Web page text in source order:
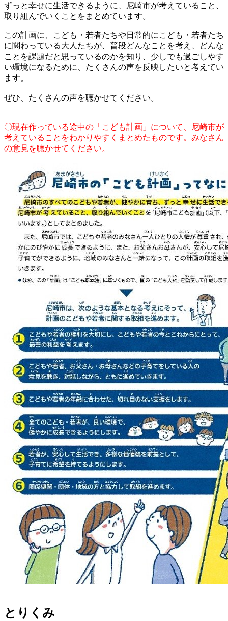
ずっと幸せに生活できるように、尼崎市が考えていること、
取り組んでいくことをまとめています。
この計画に、こども・若者たちや日常的にこども・若者たち
に関わっている大人たちが、普段どんなことを考え、どんな
ことを課題だと思っているのかを知り、少しでも過ごしやす
い環境になるために、たくさんの声を反映したいと考えてい
ます。
ぜひ、たくさんの声を聴かせてください。
〇現在作っている途中の「こども計画」について、尼崎市が
考えていることをわかりやすくまとめたものです。みなさん
の意見を聴かせてください。
とりくみ